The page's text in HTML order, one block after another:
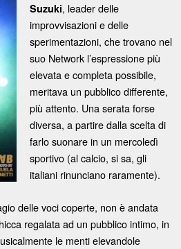
Suzuki, leader delle
improvvisazioni e delle
sperimentazioni, che trovano nel
suo Network l’espressione più
elevata e completa possibile,
meritava un pubblico differente,
più attento. Una serata forse
diversa, a partire dalla scelta di
farlo suonare in un mercoledì
sportivo (al calcio, si sa, gli
italiani rinunciano raramente).
delle voci coperte, non è andata
regalata ad un pubblico intimo, in
le menti elevandole